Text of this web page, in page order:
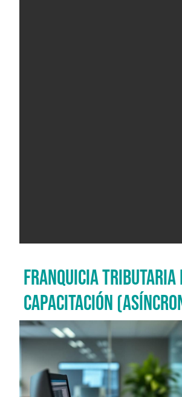
FRANQUICIA TRIBUTARIA
CAPACITACIÓN
Imagen del curso